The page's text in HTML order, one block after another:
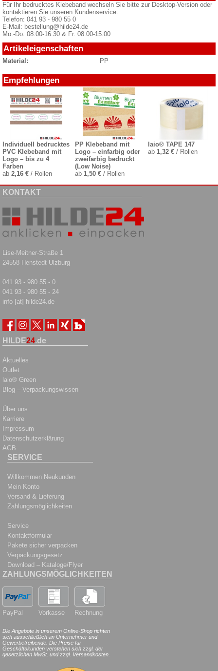
Für Ihr bedrucktes Klebeband wechseln Sie bitte zur Desktop-Version oder
kontaktieren Sie unseren Kundenservice.
Telefon: 041 93 - 980 55 0
E-Mail: bestellung@hilde24.de
Mo.-Do. 08:00-16:30 & Fr. 08:00-15:00
Artikeleigenschaften
Material: PP
Empfehlungen
Individuell bedrucktes
PVC Klebeband mit
Logo – bis zu 4
Farben
ab 2,16 € / Rollen
PP Klebeband mit
Logo – einfarbig oder
zweifarbig bedruckt
(Low Noise)
ab1,50 € / Rollen
laio® TAPE 147
ab 1,32 €/ Rollen
KONTAKT
Lise-Meitner-Straße 1
24558 Henstedt-Ulzburg
041 93 - 980 55 - 0
041 93 - 980 55 - 24
info [at] hilde24.de
HILDE24.de
Aktuelles
Outlet
laio® Green
Blog – Verpackungswissen
Über uns
Karriere
Impressum
Datenschutzerklärung
AGB
SERVICE
Willkommen Neukunden
Mein Konto
Versand & Lieferung
Zahlungsmöglichkeiten
Service
Kontaktformular
Pakete sicher verpacken
Verpackungsgesetz
Download – Kataloge/Flyer
ZAHLUNGSMÖGLICHKEITEN
PayPal Vorkasse Rechnung
Die Angebote in unserem Online-Shop richten
sich ausschließlich an Unternehmer und
Gewerbetreibende. Die Preise für
Geschäftskunden verstehen sich zzgl. der
gesetzlichen MwSt. und zzgl. Versandkosten.